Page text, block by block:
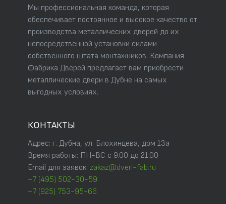
Мы профессиональная команда, которая
обеспечивает постоянное и высокое качество от
производства металлических дверей до их
непосредственной установки силами
собственного штата монтажников. Компания
Фабрика Дверей предлагает вам приобрести
металлические двери в Дубне на самых
выгодных условиях.
КОНТАКТЫ
Адрес: г. Дубна, ул. Блохинцева, дом 13а
Время работы: ПН-ВС с 9.00 до 21.00
Email для заявок: zakaz@dveri-fab.ru
+7 (495) 502-30-59
+7 (925) 753-95-66